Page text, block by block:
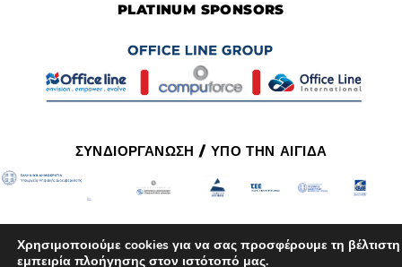
PLATINUM SPONSORS
ΣΥΝΔΙΟΡΓΑΝΩΣΗ / ΥΠΟ ΤΗΝ ΑΙΓΙΔΑ
Χρησιμοποιούμε cookies για να σας προσφέρουμε τη βέλτιστη
εμπειρία πλοήγησης στον ιστότοπό μας.